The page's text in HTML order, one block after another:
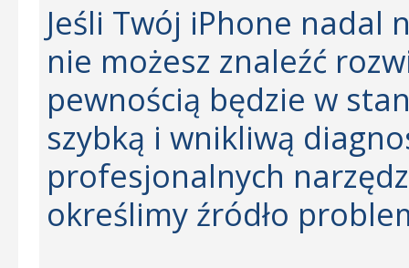
Jeśli Twój iPhone nadal
nie możesz znaleźć
pewnością będzie w
szybką i wnikliwą
profesjonalnych
określimy źródło